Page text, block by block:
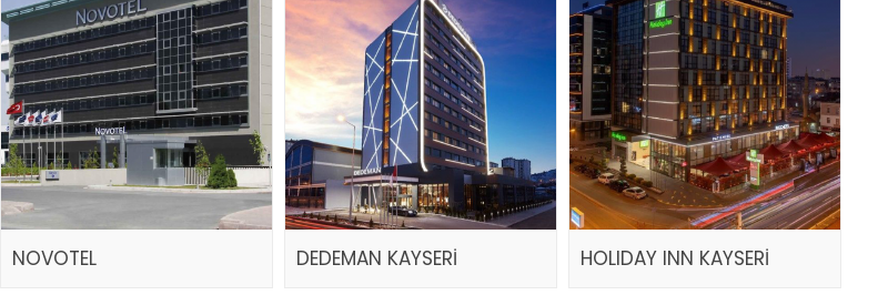
NOVOTEL DEDEMAN KAYSERİ HOLIDAY INN KAYSERİ